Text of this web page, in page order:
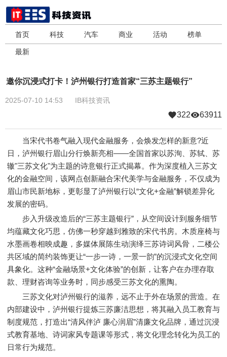
首页 科技 汽车 商业 活动 榜单
最新
邀你沉浸式打卡！泸州银行打造首家“三苏主题银行”
2025-07-10 14:53 IB科技资讯
322 63911
当宋代书卷气融入现代金融服务，会焕发怎样的新意?近
日，泸州银行眉山分行焕新亮相——全国首家以苏洵、苏轼、苏
辙"三苏文化"为主题的诗意银行正式揭幕。作为深度植入三苏文
化的金融空间，该网点创新融合宋代美学与金融服务，不仅成为
眉山市民新地标，更彰显了泸州银行以“文化+金融”解锁差异化
发展的密码。
步入升级改造后的“三苏主题银行”，从空间设计到服务细节
均蕴藏文化巧思，仿佛一秒穿越到雅致的宋代书房。木质座椅与
水墨画卷相映成趣，多媒体展陈生动演绎三苏诗词风骨，二楼公
共区域的简约装饰更让“一步一诗，一景一韵”的沉浸式文化空间
具象化。这种“金融场景+文化体验”的创新，让客户在办理存取
款、理财咨询等业务时，同步感受三苏文化的熏陶。
三苏文化对泸州银行的滋养，远不止于外在场景的营造。在
内部建设中，泸州银行提炼三苏廉洁思想，将其融入员工教育与
制度规范，打造出“清风伴泸 廉心润眉”清廉文化品牌，通过沉浸
式教育基地、诗词家风专题课等形式，将文化理念转化为员工的
日常行为规范。